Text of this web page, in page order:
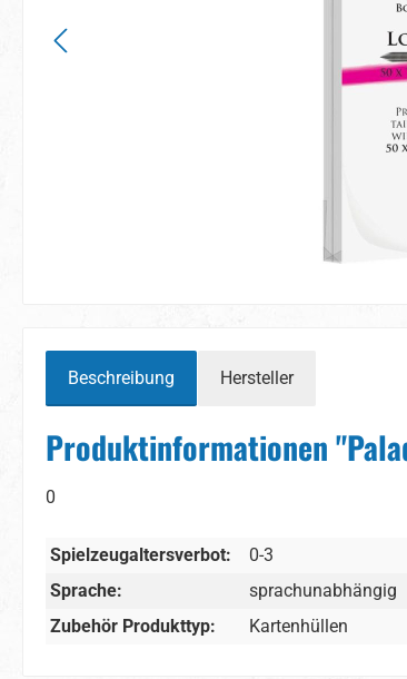
Beschreibung Hersteller
Produktinformationen
0
Spielzeugaltersverbot:
0-3
Sprache:
sprachunabhängig
Zubehör Produkttyp:
Kartenhüllen